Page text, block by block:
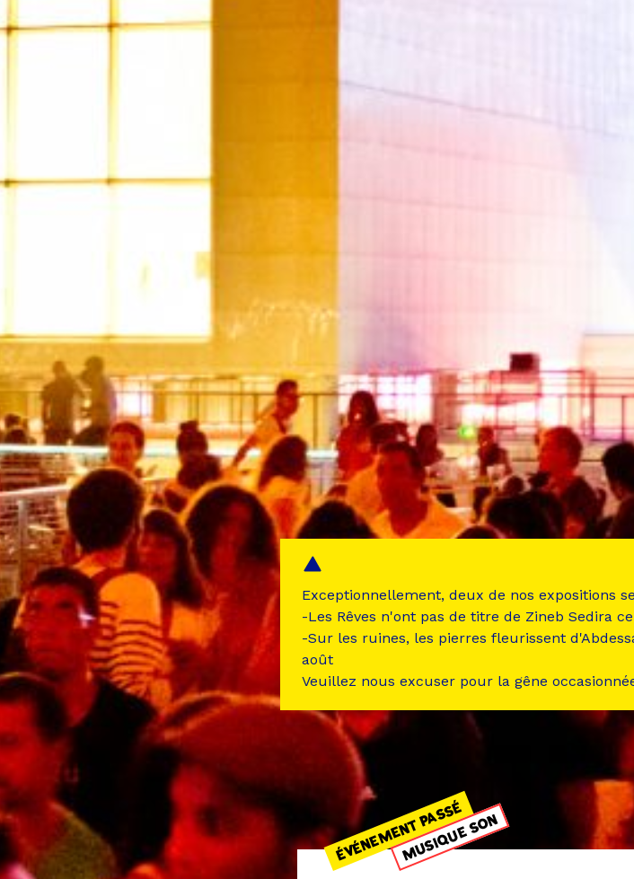
ÉVÉNEMENT PASSÉ
MUSIQUE SON
Exceptionnellement, deux de nos expositions
-Les Rêves n'ont pas de titre de Zineb Sedira
-Sur les ruines, les pierres fleurissent
août
Veuillez nous excuser pour la gêne